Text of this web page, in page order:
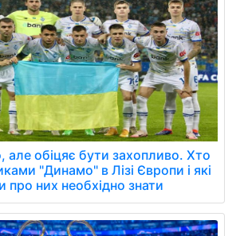
але обіцяє бути захопливо. Хто
"Динамо" в Лізі Європи і які
про них необхідно знати